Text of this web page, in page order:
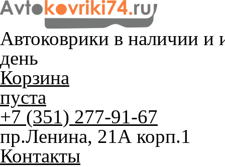
Автоковрики в наличии и
день
Корзина
пуста
+7 (351) 277-91-67
пр.Ленина, 21А корп.1
Контакты